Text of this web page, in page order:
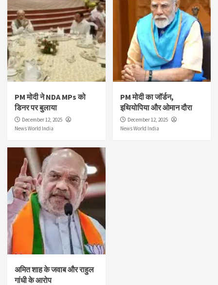
PM मोदी ने NDA MPs को
डिनर पर बुलाया
December 12, 2025
News World India
PM मोदी का जॉर्डन,
इथियोपिया और ओमान दौरा
December 12, 2025
News World India
अमित शाह के जवाब और राहुल
गांधी के आरोप